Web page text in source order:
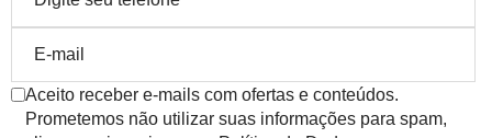
Aceito receber e-mails com ofertas e conteúdos.
Prometemos não utilizar suas informações para spam,